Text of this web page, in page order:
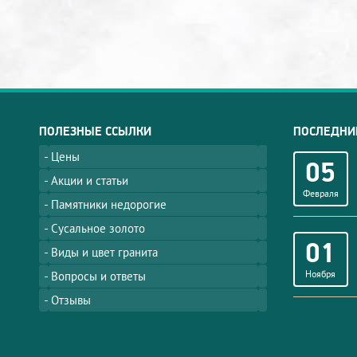
ПОЛЕЗНЫЕ ССЫЛКИ
Цены
Акции и статьи
Памятники недорогие
Сусальное золото
Виды и цвет гранита
Вопросы и ответы
Отзывы
05
Февраля
01
Ноября